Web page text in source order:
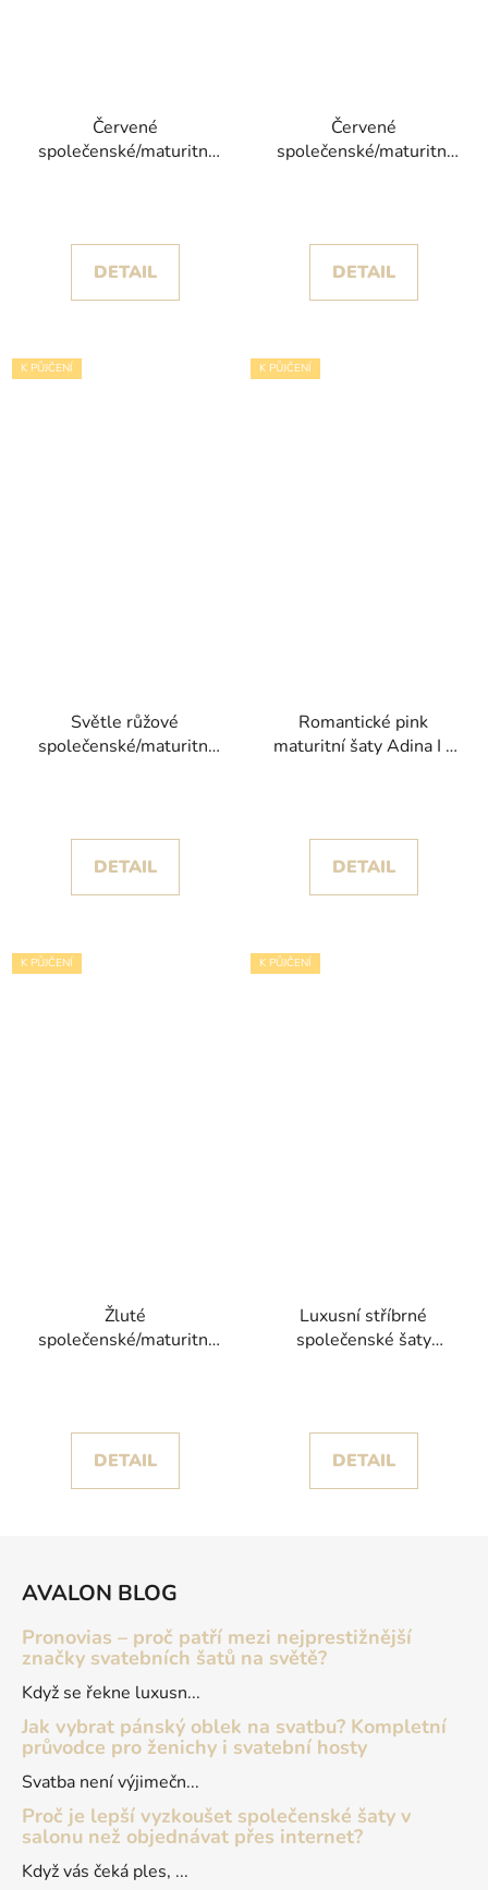
Červené
společenské/maturitní
DETAIL
Červené
společenské/maturitní
DETAIL
K PŮJČENÍ
Světle růžové
společenské/maturitní
DETAIL
K PŮJČENÍ
Romantické pink
maturitní šaty Adina I s
DETAIL
K PŮJČENÍ
Žluté
společenské/maturitní
DETAIL
K PŮJČENÍ
Luxusní stříbrné
společenské šaty
DETAIL
AVALON BLOG
Pronovias – proč patří mezi nejprestižnější
značky svatebních šatů na světě?
Když se řekne luxusn...
Jak vybrat pánský oblek na svatbu? Kompletní
průvodce pro ženichy i svatební hosty
Svatba není výjimečn...
Proč je lepší vyzkoušet společenské šaty v
salonu než objednávat přes internet?
Když vás čeká ples, ...